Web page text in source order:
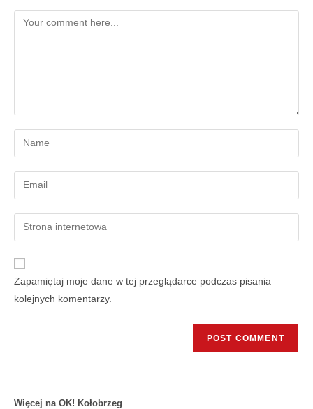
Zapamiętaj moje dane w tej przeglądarce podczas pisania
kolejnych komentarzy.
Więcej na OK! Kołobrzeg